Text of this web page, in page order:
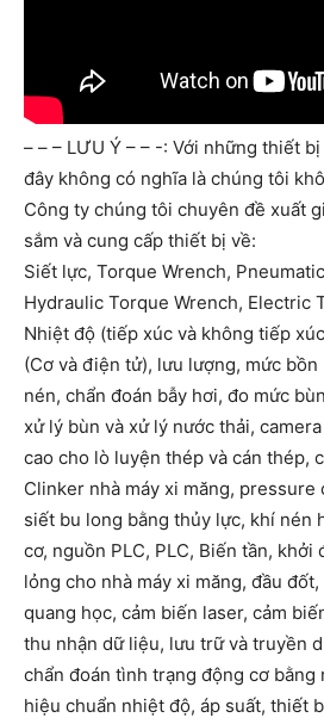
– – – LƯU Ý – – -: Với những thiết
đây không có nghĩa là chúng tôi
Công ty chúng tôi chuyên đề xuất
sắm và cung cấp thiết bị về:
Siết lực, Torque Wrench,
Hydraulic Torque Wrench, Electric
Nhiệt độ (tiếp xúc và không tiếp
(Cơ và điện tử), lưu lượng, mức
nén, chẩn đoán bẫy hơi, đo mức
xử lý bùn và xử lý nước thải,
cao cho lò luyện thép và cán thép,
Clinker nhà máy xi măng,
siết bu long bằng thủy lực, khí nén
cơ, nguồn PLC, PLC, Biến tần,
lỏng cho nhà máy xi măng, đầu
quang học, cảm biến laser, cảm
thu nhận dữ liệu, lưu trữ và truyền
chẩn đoán tình trạng động cơ
hiệu chuẩn nhiệt độ, áp suất, thiết